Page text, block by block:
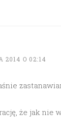
2014 O 02:14
że jak nie